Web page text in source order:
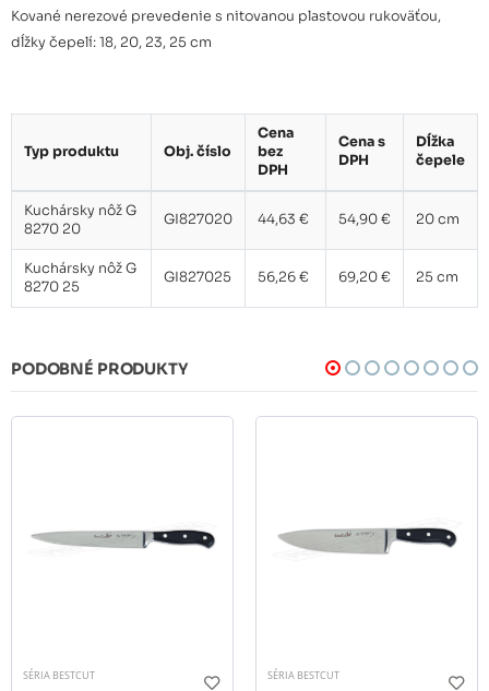
Kované nerezové prevedenie s nitovanou plastovou rukoväťou,
dĺžky čepelí: 18, 20, 23, 25 cm
Typ produktu Obj. číslo
Cena
bez
DPH
Cena s
DPH
Dĺžka
čepele
Kuchársky nôž G
8270 20
GI827020 44,63 € 54,90 € 20 cm
Kuchársky nôž G
8270 25
GI827025 56,26 € 69,20 € 25 cm
PODOBNÉ PRODUKTY
SÉRIA BESTCUT SÉRIA BESTCUT